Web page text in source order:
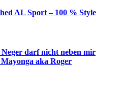
AL Sport – 100 % Style
Neger darf nicht neben mir
aka Roger